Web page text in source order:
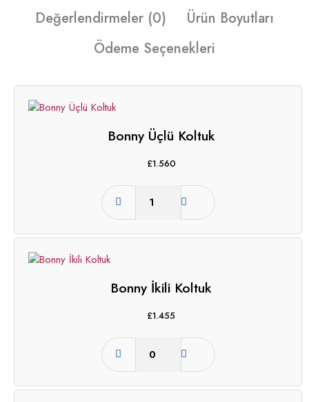
Değerlendirmeler (0)
Ürün Boyutları
Ödeme Seçenekleri
Bonny Üçlü Koltuk
£1.560
Bonny İkili Koltuk
£1.455